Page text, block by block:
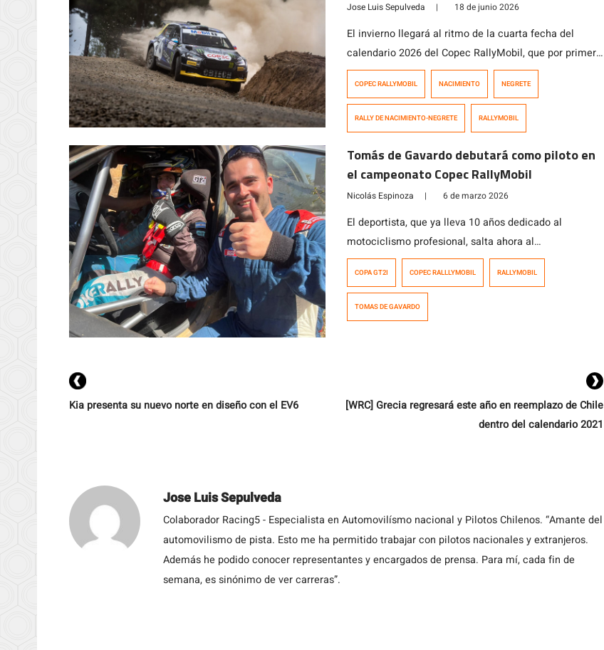
Jose Luis Sepulveda | 18 de junio 2026
El invierno llegará al ritmo de la cuarta fecha del
calendario 2026 del Copec RallyMobil, que por primera
vez en su historia de 26 años visitará las localidades
anfitrionas de una prueba por el Campeonato Nacional
de Rally, […]
COPEC RALLYMOBIL NACIMIENTO NEGRETE
RALLY DE NACIMIENTO-NEGRETE RALLYMOBIL
Tomás de Gavardo debutará como piloto en
el campeonato Copec RallyMobil
Nicolás Espinoza | 6 de marzo 2026
El deportista, que ya lleva 10 años dedicado al
motociclismo profesional, salta ahora al
automovilismo, pero sin dejar las motos porque
COPA GT2I COPEC RALLLYMOBIL RALLYMOBIL
TOMAS DE GAVARDO
Kia presenta su nuevo norte en diseño con el EV6
[WRC] Grecia regresará este año en reemplazo de Chile
dentro del calendario 2021
Jose Luis Sepulveda
Colaborador Racing5 - Especialista en Automovilísmo nacional y Pilotos Chilenos. “Amante del
automovilismo de pista. Esto me ha permitido trabajar con pilotos nacionales y extranjeros.
Además he podido conocer representantes y encargados de prensa. Para mí, cada fin de
semana, es sinónimo de ver carreras”.